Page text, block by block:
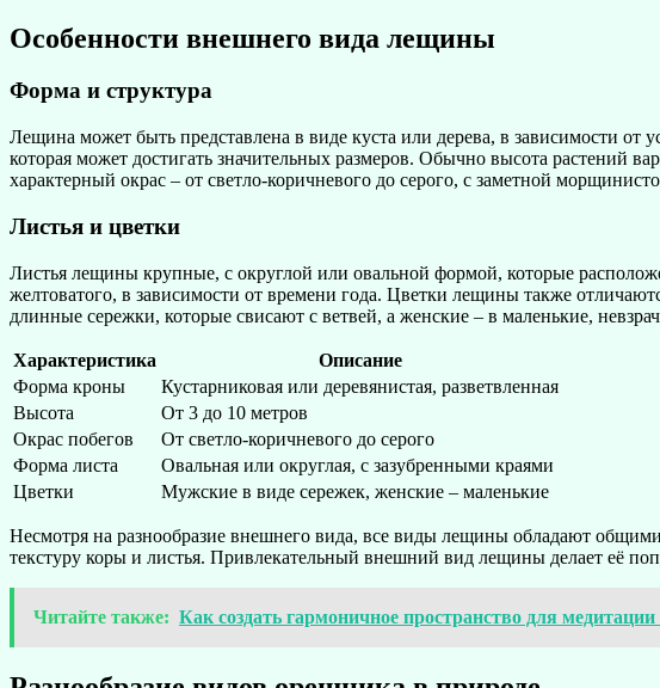
Особенности внешнего вида лещины
Форма и структура
Лещина может быть представлена в виде куста или дерева, в зависимости
которая может достигать значительных размеров. Обычно высота растений
характерный окрас – от светло-коричневого до серого, с заметной
Листья и цветки
Листья лещины крупные, с округлой или овальной формой, которые
желтоватого, в зависимости от времени года. Цветки лещины также
длинные сережки, которые свисают с ветвей, а женские – в маленькие,
Характеристика
Описание
Форма кроны
Кустарниковая или деревянистая, разветвленная
Высота
От 3 до 10 метров
Окрас побегов
От светло-коричневого до серого
Форма листа
Овальная или округлая, с зазубренными краями
Цветки
Мужские в виде сережек, женские – маленькие
Несмотря на разнообразие внешнего вида, все виды лещины обладают
текстуру коры и листья. Привлекательный внешний вид лещины делает её
Читайте также: Как создать гармоничное пространство для